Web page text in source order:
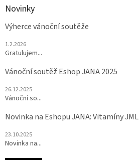
Novinky
Výherce vánoční soutěže
1.2.2026
Gratulujem...
Vánoční soutěž Eshop JANA 2025
26.12.2025
Vánoční so...
Novinka na Eshopu JANA: Vitamíny JML
23.10.2025
Novinka na...